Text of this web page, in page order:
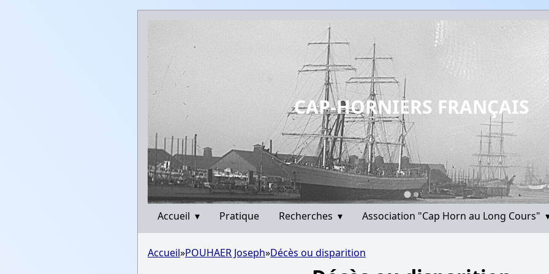
CAP-HORNIERS FRANÇAIS
Accueil ▾ Pratique Recherches ▾ Association "Cap Horn au Long Cours"
Accueil»POUHAER Joseph»Décès ou disparition